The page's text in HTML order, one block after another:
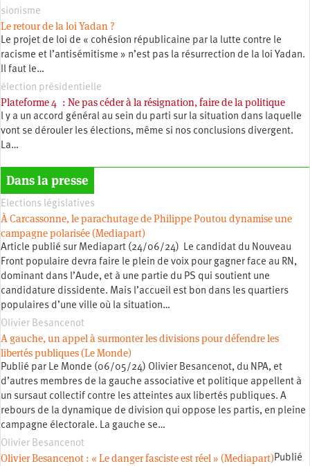
sionisme
Le retour de la loi Yadan ?
Le projet de loi de « cohésion républicaine par la lutte contre le
racisme et l’antisémitisme » n’est pas la résurrection de la loi Yadan.
Il faut le…
élection présidentielle
Plateforme 4 : Ne pas céder à la résignation, faire de la politique
l y a un accord général au sein du parti sur la situation dans laquelle
vont se dérouler les élections, même si nos conclusions divergent.
La…
Dans la presse
Elections législatives
À Carcassonne, le parachutage de Philippe Poutou dynamise une
campagne polarisée (Mediapart)
Article publié sur Mediapart (24/06/24) Le candidat du Nouveau
Front populaire devra faire le plein de voix pour gagner face au RN,
dominant dans l’Aude, et à une partie du PS qui soutient une
candidature dissidente. Mais l’accueil est bon dans les quartiers
populaires d’une ville où la situation…
Olivier Besancenot
A gauche, un appel à surmonter les divisions pour défendre les
libertés publiques (Le Monde)
Publié par Le Monde (06/05/24) Olivier Besancenot, du NPA, et
d’autres membres de la gauche associative et politique appellent à
un sursaut collectif contre les atteintes aux libertés publiques. A
rebours de la dynamique de division qui oppose les partis, en pleine
campagne électorale. La gauche se…
Olivier Besancenot
Olivier Besancenot : « Le danger fasciste est réel » (Mediapart)Publié